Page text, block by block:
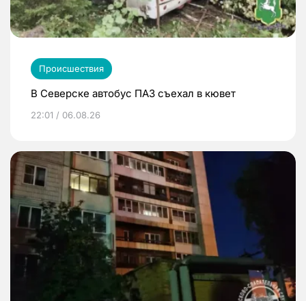
Происшествия
В Северске автобус ПАЗ съехал в кювет
22:01 / 06.08.26